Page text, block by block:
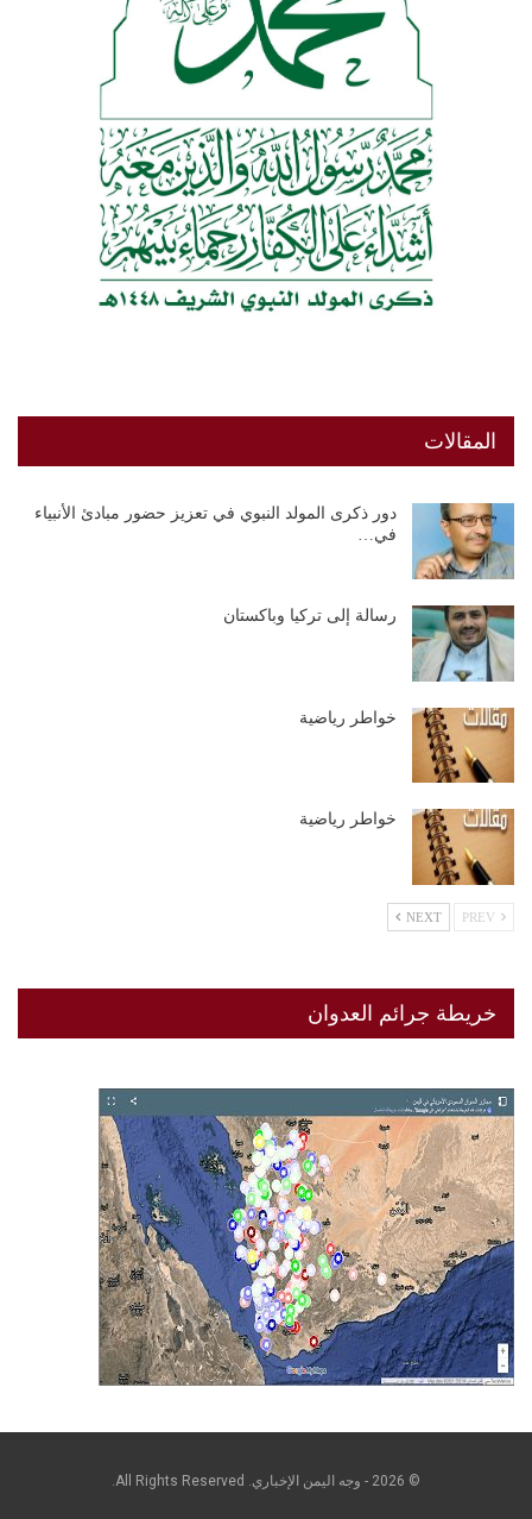
المقالات
دور ذكرى المولد النبوي في تعزيز حضور مبادئ الأنبياء
في…
رسالة إلى تركيا وباكستان
خواطر رياضية
خواطر رياضية
NEXT
خريطة جرائم العدوان
© 2026 - وجه اليمن الإخباري. All Rights Reserved.